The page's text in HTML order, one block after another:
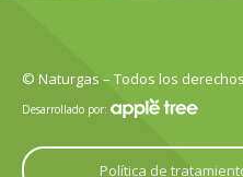
© Naturgas – Todos los
Desarrollado por:
Política de